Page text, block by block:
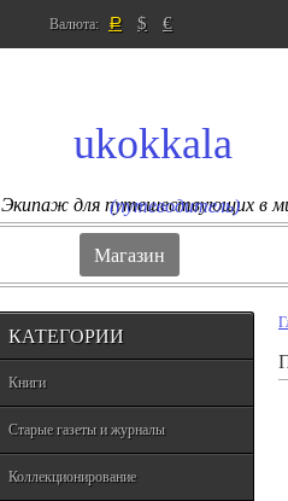
Валюта: Р $ €
ukokkala
Экипаж для путешествующих в
(путеводитель)
Магазин
КАТЕГОРИИ
Книги
Старые газеты и журналы
Коллекционирование